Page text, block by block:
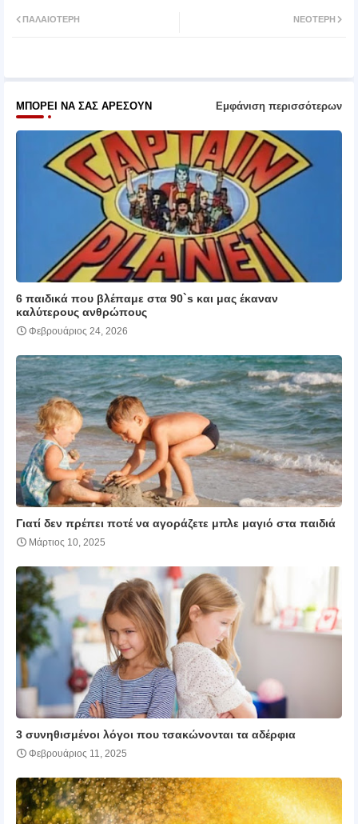
ΝΕΌΤΕΡΗ
ΠΑΛΑΙΌΤΕΡΗ
ΜΠΟΡΕΊ ΝΑ ΣΑΣ ΑΡΈΣΟΥΝ Εμφάνιση περισσότερων
6 παιδικά που βλέπαμε στα 90`s και μας έκαναν
καλύτερους ανθρώπους
Φεβρουάριος 24, 2026
Γιατί δεν πρέπει ποτέ να αγοράζετε μπλε μαγιό στα παιδιά
Μάρτιος 10, 2025
3 συνηθισμένοι λόγοι που τσακώνονται τα αδέρφια
Φεβρουάριος 11, 2025